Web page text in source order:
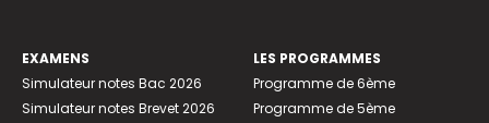
EXAMENS
Simulateur notes Bac 2026
Simulateur notes Brevet 2026
LES PROGRAMMES
Programme de 6ème
Programme de 5ème